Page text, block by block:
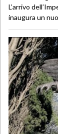
L’arrivo
inaugura un